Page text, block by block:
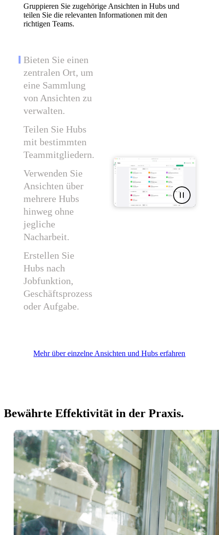
Gruppieren Sie zugehörige Ansichten in Hubs und
teilen Sie die relevanten Informationen mit den
richtigen Teams.
Bieten Sie einen
zentralen Ort, um
eine Sammlung
von Ansichten zu
verwalten.
Teilen Sie Hubs
mit bestimmten
Teammitgliedern.
Verwenden Sie
Ansichten über
mehrere Hubs
hinweg ohne
jegliche
Nacharbeit.
Erstellen Sie
Hubs nach
Jobfunktion,
Geschäftsprozess
oder Aufgabe.
Mehr über einzelne Ansichten und Hubs erfahren
Bewährte Effektivität in der Praxis.